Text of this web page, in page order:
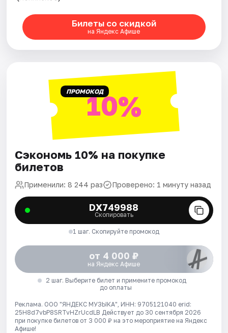
Билеты со скидкой
на Яндекс Афише
ПРОМОКОД10%
Сэкономь 10% на покупке
билетов
Применили: 8 244 раз Проверено: 1 минуту назад
DX749988
Скопировать
1 шаг. Скопируйте промокод
от 4 000 ₽
на Яндекс Афише
2 шаг. Выберите билет и примените промокод
до оплаты
Реклама. ООО "ЯНДЕКС МУЗЫКА", ИНН: 9705121040 erid:
25H8d7vbP8SRTvHZrUcdLB Действует до 30 сентября 2026
при покупке билетов от 3 000 ₽ на это мероприятие на Яндекс
Афише!